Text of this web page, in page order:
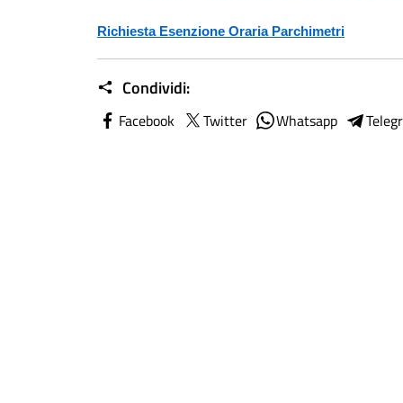
Richiesta Esenzione Oraria Parchimetri
Condividi:
Facebook Twitter Whatsapp